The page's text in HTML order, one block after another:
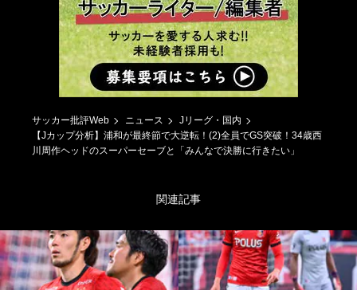
サッカー批評Web ニュース
Jリーグ・国内
【Jカップ分析】浦和が最終節で大逆転！(2)全員でGS突破！34歳西
川周作ヘッドのスーパーセーブと「みんなで決勝に行きたい」
関連記事